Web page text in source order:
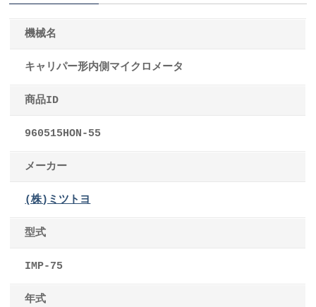
機械名
キャリパー形内側マイクロメータ
商品ID
960515HON-55
メーカー
(株)ミツトヨ
型式
IMP-75
年式